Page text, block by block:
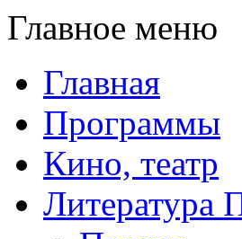
Главное меню
Главная
Программы
Кино, театр
Литература